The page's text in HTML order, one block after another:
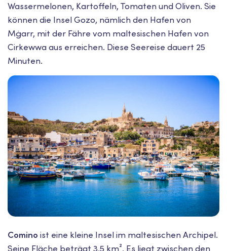
Wassermelonen, Kartoffeln, Tomaten und Oliven. Sie
können die Insel Gozo, nämlich den Hafen von
Mġarr, mit der Fähre vom maltesischen Hafen von
Cirkewwa aus erreichen. Diese Seereise dauert 25
Minuten.
Comino ist eine kleine Insel im maltesischen Archipel.
Seine Fläche beträgt 3,5 km². Es liegt zwischen den